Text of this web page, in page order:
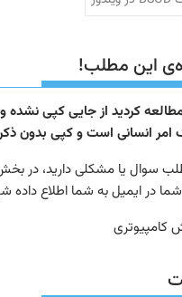
این مطلب!
مطالعه کردید از جایی کپی
انسانی است و کپی بدون
در ایمیل به شما اطلاع داده
کامپیوتری